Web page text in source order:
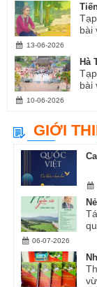
bài
13-06-2026
Hà
bài
10-06-2026
GIỚI
06-07-2026